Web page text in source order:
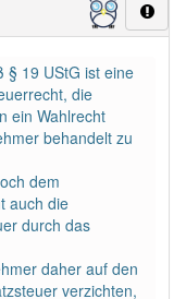
aber mit
den Artikel
§ 19 UStG ist eine
die
ein Wahlrecht
behandelt zu
dem
auch die
durch das
daher auf den
verzichten,